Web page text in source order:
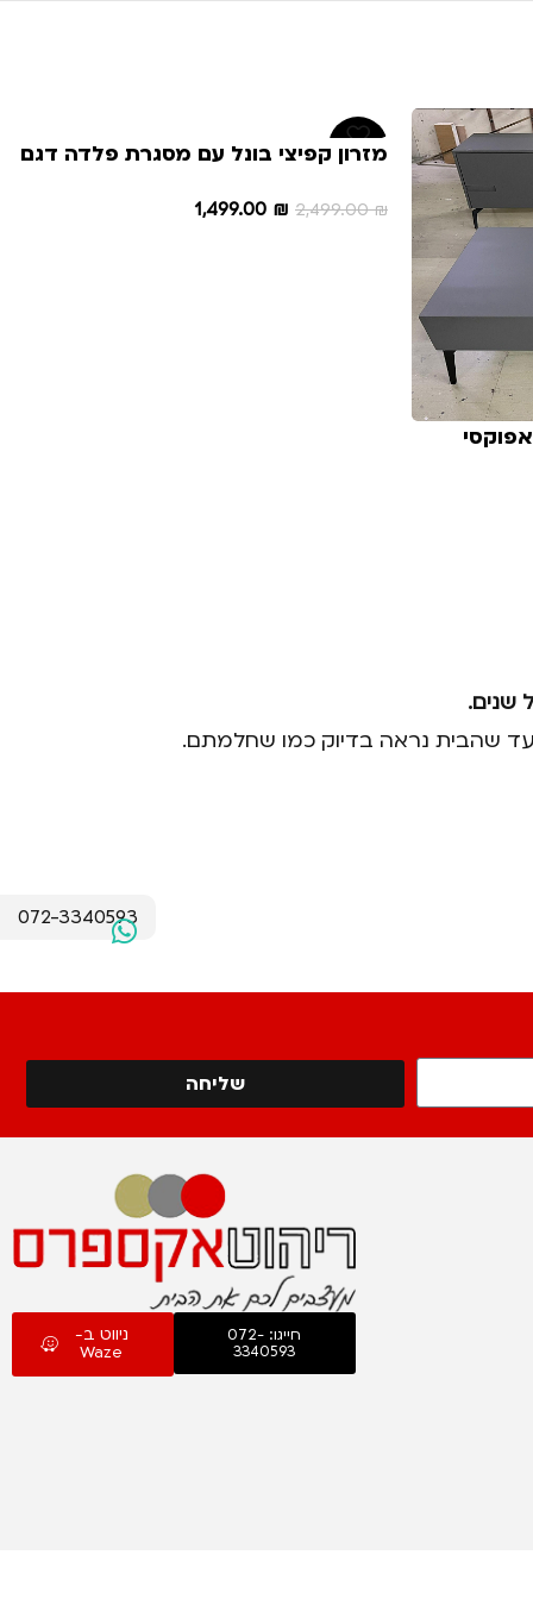
מזנון + שולחן דגם N 15555 אפוקסי
-40%
מזרון קפיצי בונל עם מסגרת פלדה דגם
2,499.00₪
1,499.00 ₪
שנים.
עד שהבית נראה בדיוק כמו שחלמתם.
שליחה
072-3340593
חייגו: 072-
3340593
ניווט ב-
Waze